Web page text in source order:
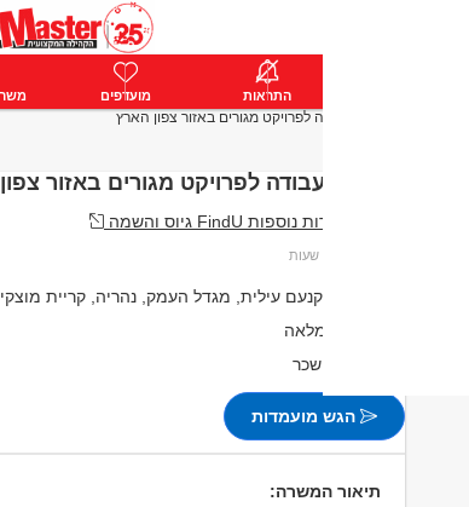
פרימיום התחבר התראות מועדפים
מנהל/ת עבודה לפרויקט מגורים באזור צפון הארץ
מנהל/ת עבודה לפרויקט מגורים באזור
מעבר למשרות נוספות FindU גיוס והשמה
חיפה, יקנעם עילית, מגדל העמק, נהריה, קריית
משרה מלאה
לא צוין שכר
הגש מועמדות
תיאור המשרה: